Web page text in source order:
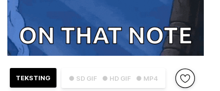
● SD GIF ● HD GIF ● MP4
TEKSTING